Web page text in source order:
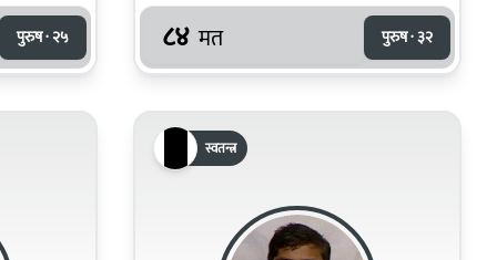
पुरुष · २५ ८४ मत पुरुष · ३२
स्वतन्त्र